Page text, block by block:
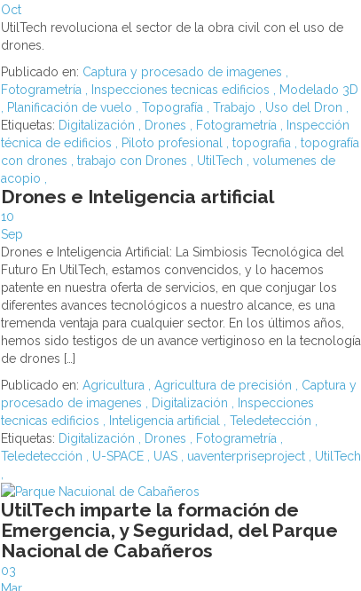
Oct
UtilTech revoluciona el sector de la obra civil con el uso de
drones.
Publicado en: Captura y procesado de imagenes
Fotogrametría
Inspecciones tecnicas edificios
Modelado 3D
Planificación de vuelo Topografía Trabajo Uso del Dron
Etiquetas: Digitalización Drones Fotogrametría
Inspección
técnica de edificios
Piloto profesional topografia
topografía
con drones
trabajo con Drones UtilTech
volumenes de
acopio
Drones e Inteligencia artificial
10
Sep
Drones e Inteligencia Artificial: La Simbiosis Tecnológica del
Futuro En UtilTech, estamos convencidos, y lo hacemos
patente en nuestra oferta de servicios, en que conjugar los
diferentes avances tecnológicos a nuestro alcance, es una
tremenda ventaja para cualquier sector. En los últimos años,
hemos sido testigos de un avance vertiginoso en la tecnología
de drones […]
Publicado en: Agricultura Agricultura de precisión
Captura y
procesado de imagenes
Digitalización
Inspecciones
tecnicas edificios
Inteligencia artificial Teledetección
Etiquetas: Digitalización Drones Fotogrametría
Teledetección
U-SPACE UAS uaventerpriseproject
UtilTech
UtilTech imparte la formación de
Emergencia, y Seguridad, del Parque
Nacional de Cabañeros
03